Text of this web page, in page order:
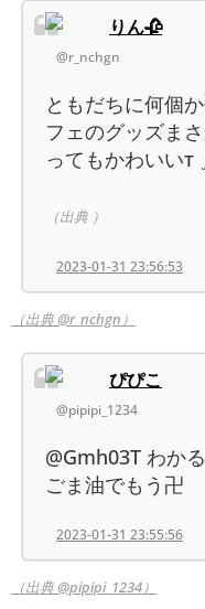
りん🥀
@r_nchgn
ともだちに何個
フェのグッズま
ってもかわいいт
（出典 ）
2023-01-31 23:56:53
（出典 @r_nchgn）
ぴぴこ
@pipipi_1234
@Gmh03T わか
ごま油でもう卍
2023-01-31 23:55:56
（出典 @pipipi_1234）